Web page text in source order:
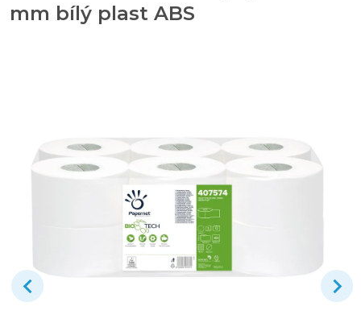
mm bílý plast ABS